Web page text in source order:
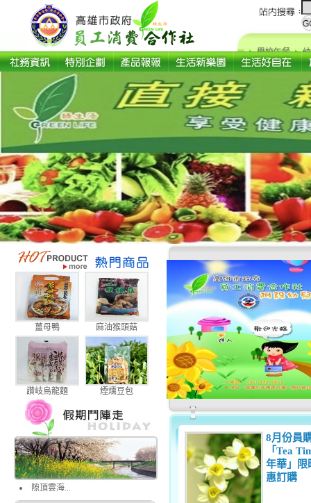
學校午餐
薑母鴨 麻油猴頭菇
讚岐烏龍麵 煙燻豆包
隙頂雲海...
8月份員
「Tea
年華」限
惠訂購